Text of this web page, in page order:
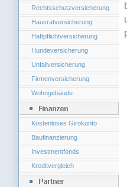
Rechtsschutzversicherung
Hausratversicherung
Haftpflichtversicherung
Hundeversicherung
Unfallversicherung
Firmenversicherung
Wohngebäude
Kostenloses Girokonto
Baufinanzierung
Investmentfonds
Kreditvergleich